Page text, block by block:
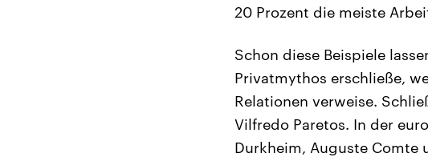
20 Prozent die meiste
Schon diese Beispiele
Privatmythos erschließe,
Relationen verweise.
Vilfredo Paretos. In der
Durkheim, Auguste Comte